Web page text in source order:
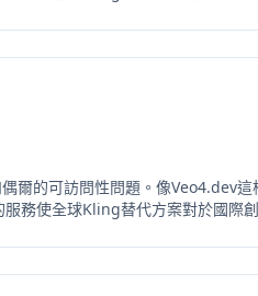
爾的可訪問性問題。像Veo4.dev
務使全球Kling替代方案對於國際